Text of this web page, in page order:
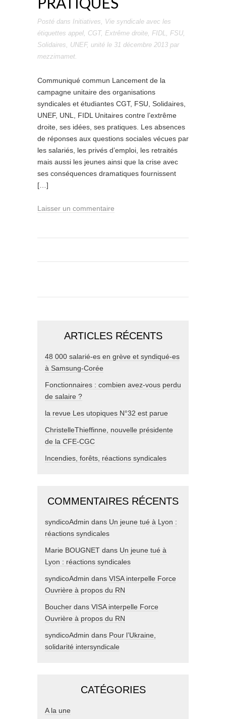
Posté dans Initiatives, Vie syndicale avec les
étiquettes appel, CGT, Extrême droite, FIDL, FSU,
Solidaires, UNEF, unité le 31 décembre 2013 par
mezzimamet.
Communiqué commun Lancement de la
campagne unitaire des organisations
syndicales et étudiantes CGT, FSU, Solidaires,
UNEF, UNL, FIDL Unitaires contre l’extrême
droite, ses idées, ses pratiques. Les absences
de réponses aux questions sociales vécues par
les salariés, les privés d’emploi, les retraités
mais aussi les jeunes ainsi que la crise avec
ses conséquences dramatiques fournissent
[…]
Laisser un commentaire
ARTICLES RÉCENTS
48 000 salarié-es en grève et syndiqué-es
à Samsung-Corée
Fonctionnaires : combien avez-vous perdu
de salaire ?
la revue Les utopiques N°32 est parue
ChristelleThieffinne, nouvelle présidente
de la CFE-CGC
Incendies, forêts, réactions syndicales
COMMENTAIRES RÉCENTS
syndicoAdmin dans Un jeune tué à Lyon :
réactions syndicales
Marie BOUGNET dans Un jeune tué à
Lyon : réactions syndicales
syndicoAdmin dans VISA interpelle Force
Ouvrière à propos du RN
Boucher dans VISA interpelle Force
Ouvrière à propos du RN
syndicoAdmin dans Pour l’Ukraine,
solidarité intersyndicale
CATÉGORIES
A la une